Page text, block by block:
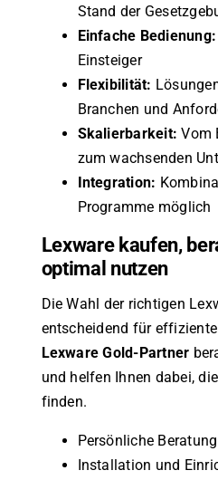
Stand der
Einfache Bedienung:
Einsteiger
Flexibilität:
Branchen und
Skalierbarkeit: Vom
zum wachsenden
Integration:
Programme möglich
Lexware kaufen,
optimal nutzen
Die Wahl der richtigen
entscheidend für
Lexware Gold-Partner
und helfen Ihnen dabei,
finden.
Persönliche Beratung
Installation und